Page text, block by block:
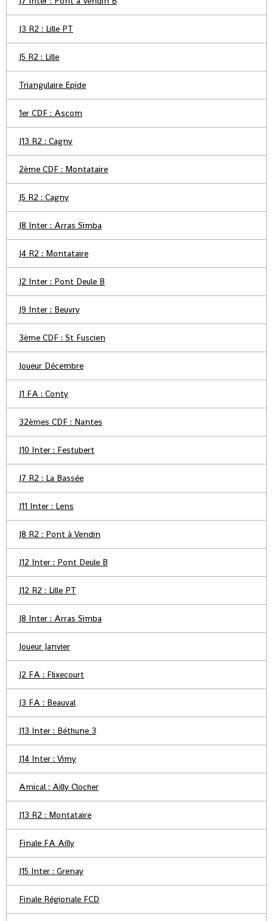
J3 R2 : Lille PT
J5 R2 : Lille
Triangulaire Epide
1er CDF : Ascom
J13 R2 : Cagny
2ème CDF : Montataire
J5 R2 : Cagny
J8 Inter : Arras Simba
J4 R2 : Montataire
J2 Inter : Pont Deule B
J9 Inter : Beuvry
3ème CDF : St Fuscien
Joueur Décembre
J1 FA : Conty
32èmes CDF : Nantes
J10 Inter : Festubert
J7 R2 : La Bassée
J11 Inter : Lens
J8 R2 : Pont à Vendin
J12 Inter : Pont Deule B
J12 R2 : Lille PT
J8 Inter : Arras Simba
Joueur Janvier
J2 FA : Flixecourt
J3 FA : Beauval
J13 Inter : Béthune 3
J14 Inter : Vimy
Amical : Ailly Clocher
J13 R2 : Montataire
Finale FA Ailly
J15 Inter : Grenay
Finale Régionale FCD